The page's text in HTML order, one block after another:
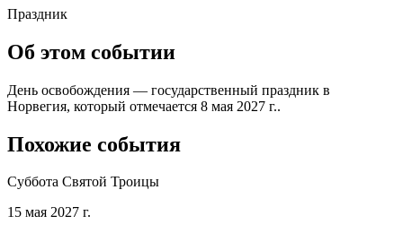
Праздник
Об этом событии
День освобождения — государственный праздник в
Норвегия, который отмечается 8 мая 2027 г..
Похожие события
Суббота Святой Троицы
15 мая 2027 г.